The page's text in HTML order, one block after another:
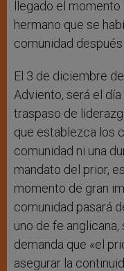
llegado el momento
hermano que se
comunidad después
El 3 de diciembre
Adviento, será el
traspaso de
que establezca los
comunidad ni una
mandato del prior,
momento de gran
comunidad pasará
uno de fe
demanda que «el
asegurar la